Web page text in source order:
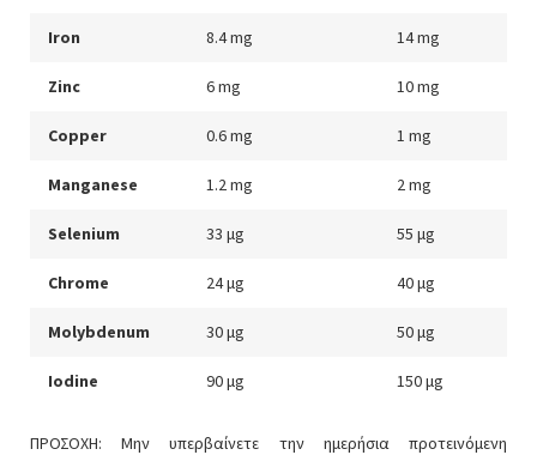
Iron 8.4 mg 14 mg
Zinc 6 mg 10 mg
Copper 0.6 mg 1 mg
Manganese 1.2 mg 2 mg
Selenium 33 μg 55 μg
Chrome 24 μg 40 μg
Molybdenum 30 μg 50 μg
Iodine 90 μg 150 μg
ΠΡΟΣΟΧΗ: Μην υπερβαίνετε την ημερήσια προτεινόμενη